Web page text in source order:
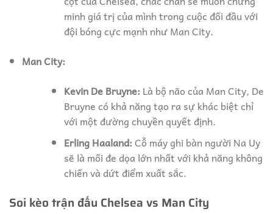
minh giá trị của mình trong cuộc đối đầu với
đội bóng cực mạnh như Man City.
Man City:
Kevin De Bruyne: Là bộ não của Man City, De
Bruyne có khả năng tạo ra sự khác biệt chỉ
với một đường chuyền quyết định.
Erling Haaland:Cỗ máy ghi bàn người Na Uy
sẽ là mối đe dọa lớn nhất với khả năng không
chiến và dứt điểm xuất sắc.
Soi kèo trận đấu Chelsea vs Man City